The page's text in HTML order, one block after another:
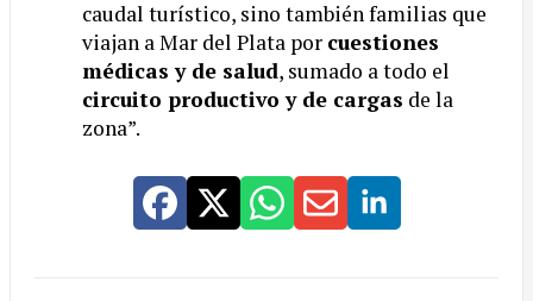
caudal turístico, sino también familias que
viajan a Mar del Plata por cuestiones
médicas y de salud, sumado a todo el
circuito productivo y de cargas de la
zona”.